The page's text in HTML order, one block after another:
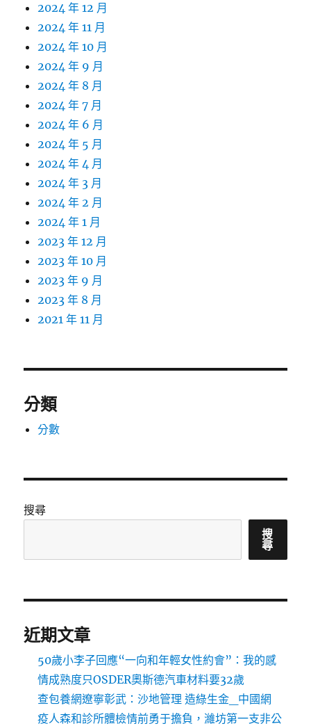
2024 年 12 月
2024 年 11 月
2024 年 10 月
2024 年 9 月
2024 年 8 月
2024 年 7 月
2024 年 6 月
2024 年 5 月
2024 年 4 月
2024 年 3 月
2024 年 2 月
2024 年 1 月
2023 年 12 月
2023 年 10 月
2023 年 9 月
2023 年 8 月
2021 年 11 月
分類
分數
搜尋
搜
尋
近期文章
50歲小李子回應“一向和年輕女性約會”：我的感
情成熟度只OSDER奧斯德汽車材料要32歲
查包養網遼寧彰武：沙地管理 造綠生金_中國網
疫人森和診所體檢情前勇于擔負，濰坊第一支非公